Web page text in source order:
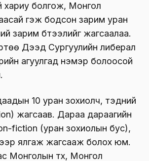
хариу болгож, Монгол
гэж бодсон зарим уран
зарим бүтээлийг жагсаалаа.
Дээд Сургуулийн либерал
агуулгад нэмэр болоосой
10 уран зохиолч, тэдний
жагсаав. Дараа дараагийн
fiction (уран зохиолын бус),
ялгаж жагсааж болох юм.
Монголын түүх, Монгол